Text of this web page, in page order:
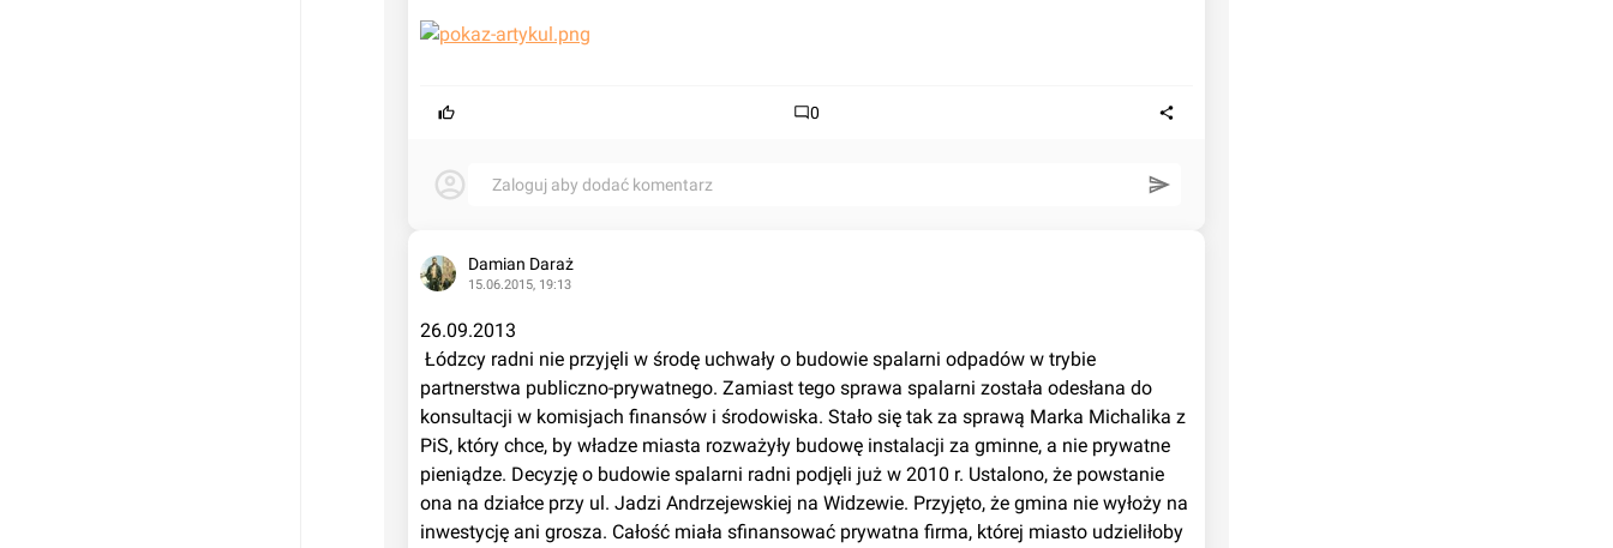
0
Zaloguj aby dodać komentarz
Damian Daraż
15.06.2015, 19:13
26.09.2013
partnerstwa publiczno-prywatnego. Zamiast tego sprawa spalarni została odesłana do
konsultacji w komisjach finansów i środowiska. Stało się tak za sprawą Marka Michalika z
PiS, który chce, by władze miasta rozważyły budowę instalacji za gminne, a nie prywatne
pieniądze. Decyzję o budowie spalarni radni podjęli już w 2010 r. Ustalono, że powstanie
ona na działce przy ul. Jadzi Andrzejewskiej na Widzewie. Przyjęto, że gmina nie wyłoży na
inwestycję ani grosza. Całość miała sfinansować prywatna firma, której miasto udzieliłoby